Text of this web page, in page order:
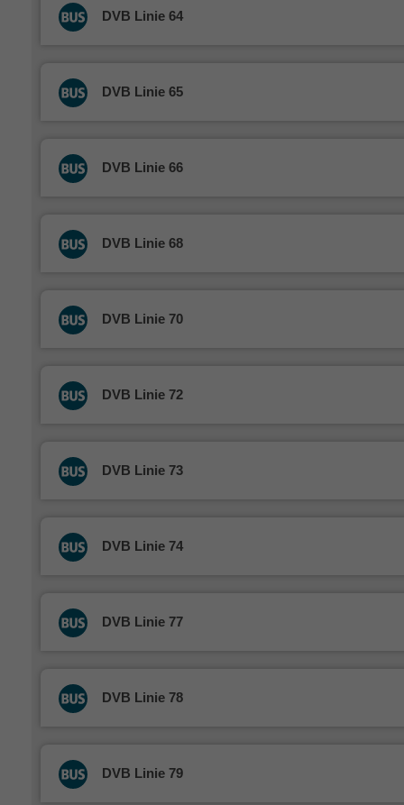
DVB Linie 64
DVB Linie 65
DVB Linie 66
DVB Linie 68
DVB Linie 70
DVB Linie 72
DVB Linie 73
DVB Linie 74
DVB Linie 77
DVB Linie 78
DVB Linie 79